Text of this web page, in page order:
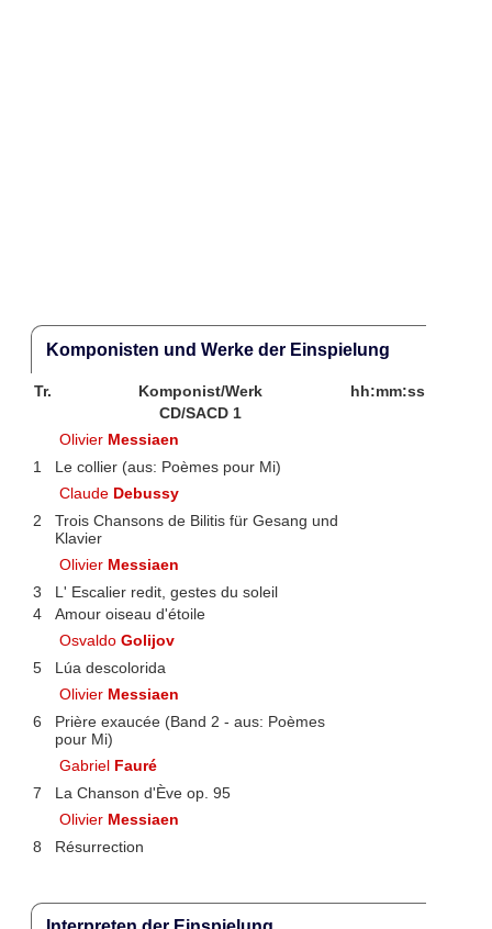
Komponisten und Werke der Einspielung
Tr. Komponist/Werk
hh:mm:ss
CD/SACD 1
Olivier Messiaen
1
Le collier (aus: Poèmes pour Mi)
Claude Debussy
2
Trois Chansons de Bilitis für Gesang und
Klavier
Olivier Messiaen
3
L' Escalier redit, gestes du soleil
4
Amour oiseau d'étoile
OsvaldoGolijov
5
Lúa descolorida
Olivier Messiaen
6
Prière exaucée (Band 2 - aus: Poèmes
pour Mi)
Gabriel Fauré
7
La Chanson d'Ève op. 95
Olivier Messiaen
8
Résurrection